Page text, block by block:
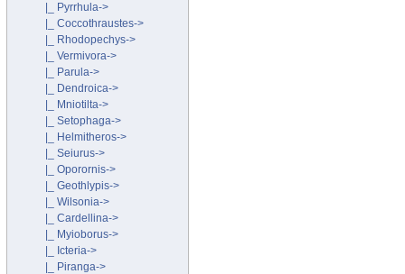
|_ Pyrrhula->
|_ Coccothraustes->
|_ Rhodopechys->
|_ Vermivora->
|_ Parula->
|_ Dendroica->
|_ Mniotilta->
|_ Setophaga->
|_ Helmitheros->
|_ Seiurus->
|_ Oporornis->
|_ Geothlypis->
|_ Wilsonia->
|_ Cardellina->
|_ Myioborus->
|_ Icteria->
|_ Piranga->